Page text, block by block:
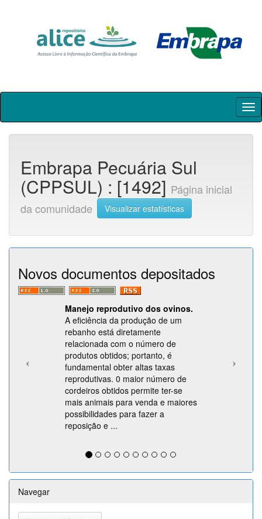
Skip
Embrapa Pecuária Sul
(CPPSUL) : [1492] Página inicial
da comunidade
Visualizar estatísticas
Novos documentos depositados
Manejo reprodutivo dos ovinos.
A eficiência da produção de um
rebanho está diretamente
relacionada com o número de
produtos obtidos; portanto, é
fundamental obter altas taxas
reprodutivas. 0 maior número de
cordeiros obtidos permite ter-se
mais animais para venda e maiores
possibilidades para fazer a
reposição e ...
Navegar